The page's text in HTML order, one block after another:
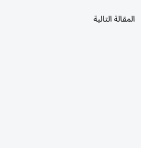
المقالة التالية